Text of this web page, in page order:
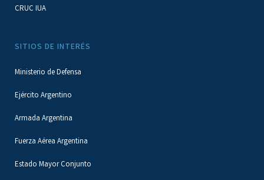
CRUC IUA
SITIOS DE INTERÉS
Ministerio de Defensa
Ejército Argentino
Armada Argentina
Fuerza Aérea Argentina
Estado Mayor Conjunto